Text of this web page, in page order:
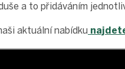
a to přidáváním
aktuální nabídku